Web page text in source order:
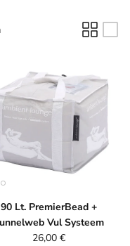
90 Lt. PremierBead +
Vul Systeem
Reguliere prijs
26,00 €